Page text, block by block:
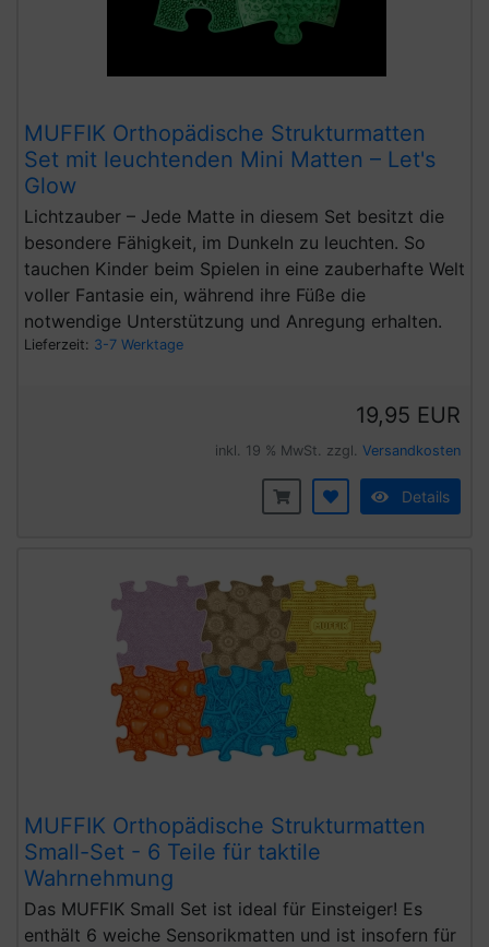
MUFFIK Orthopädische Strukturmatten
Set mit leuchtenden Mini Matten – Let's
Glow
Lichtzauber – Jede Matte in diesem Set besitzt die
besondere Fähigkeit, im Dunkeln zu leuchten. So
tauchen Kinder beim Spielen in eine zauberhafte Welt
voller Fantasie ein, während ihre Füße die
notwendige Unterstützung und Anregung erhalten.
Lieferzeit: 3-7 Werktage
19,95 EUR
inkl. 19 % MwSt. zzgl. Versandkosten
Details
MUFFIK Orthopädische Strukturmatten
Small-Set - 6 Teile für taktile
Wahrnehmung
Das MUFFIK Small Set ist ideal für Einsteiger! Es
enthält 6 weiche Sensorikmatten und ist insofern für